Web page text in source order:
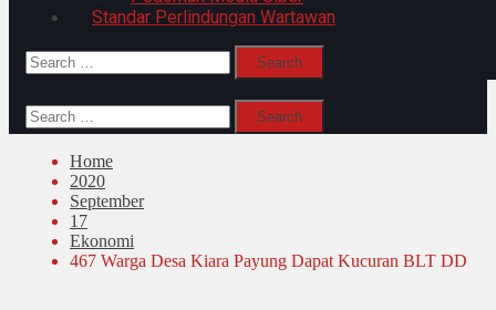
Standar Perlindungan Wartawan
Search
for:
Search
for:
Home
2020
September
17
Ekonomi
467 Warga Desa Kiara Payung Dapat Kucuran BLT DD